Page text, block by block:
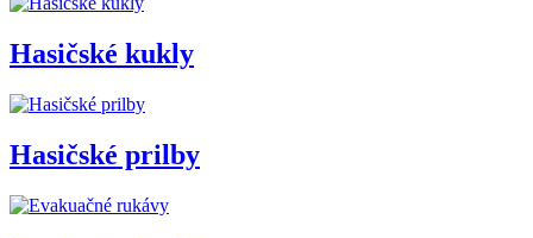
Hasičské kukly
Hasičské prilby